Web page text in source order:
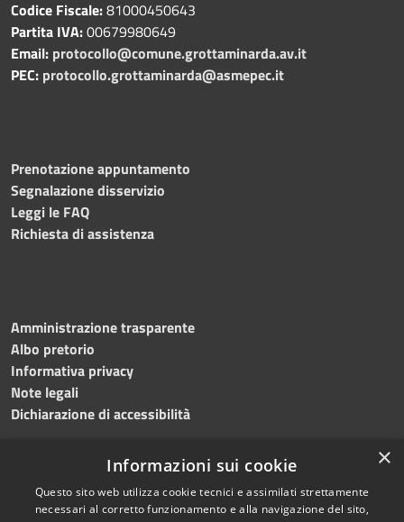
Codice Fiscale:81000450643
Partita IVA:00679980649
Email: protocollo@comune.grottaminarda.av.it
PEC: protocollo.grottaminarda@asmepec.it
Prenotazione appuntamento
Segnalazione disservizio
Leggi le FAQ
Richiesta di assistenza
Amministrazione trasparente
Albo pretorio
Informativa privacy
Note legali
Dichiarazione di accessibilità
RSS
Copyright © 2024 •
×
Informazioni sui cookie
Questo sito web utilizza cookie tecnici e assimilati strettamente
necessari al corretto funzionamento e alla navigazione del sito,